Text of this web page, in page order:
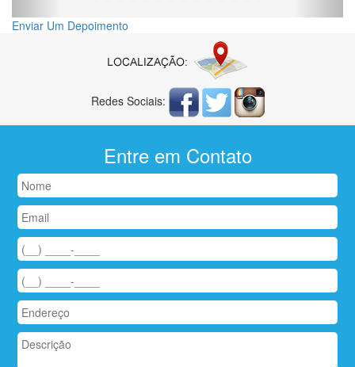
Enviar Um Depoimento
Redes Sociais:
Entre em Contato